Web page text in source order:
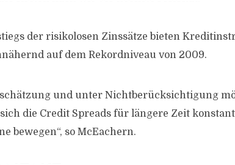
der risikolosen Zinssätze bieten
auf dem Rekordniveau von 2009.
und unter Nichtberücksichtigung
die Credit Spreads für längere Zeit
bewegen“, so McEachern.